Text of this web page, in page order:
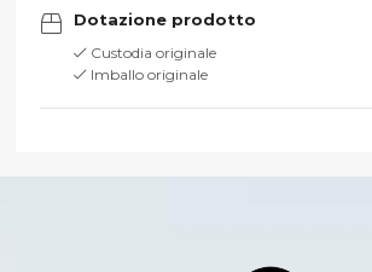
Dotazione prodotto
Custodia originale
Imballo originale